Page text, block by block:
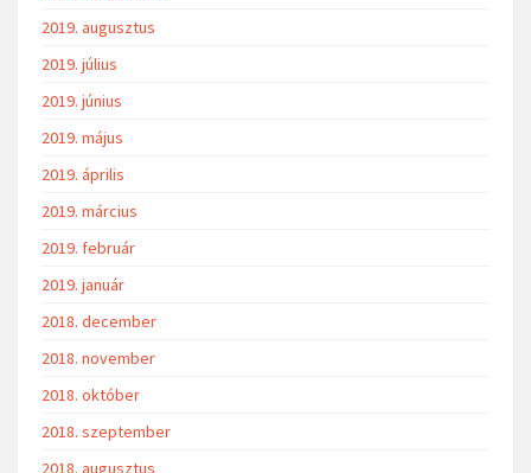
2019. augusztus
2019. július
2019. június
2019. május
2019. április
2019. március
2019. február
2019. január
2018. december
2018. november
2018. október
2018. szeptember
2018. augusztus